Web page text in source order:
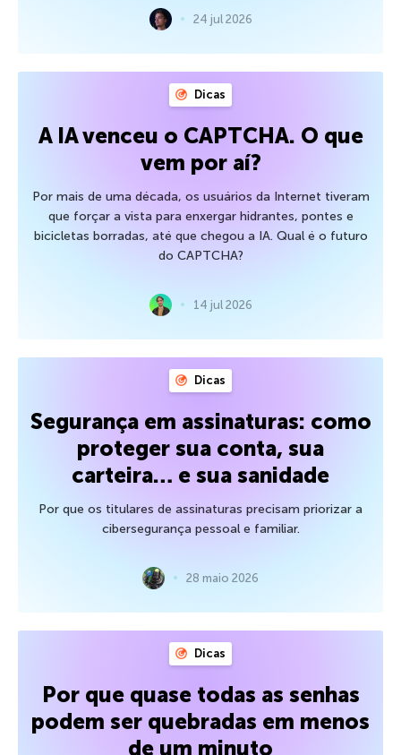
24 jul 2026
Dicas
A IA venceu o CAPTCHA. O que
vem por aí?
Por mais de uma década, os usuários da Internet tiveram
que forçar a vista para enxergar hidrantes, pontes e
bicicletas borradas, até que chegou a IA. Qual é o futuro
do CAPTCHA?
14 jul 2026
Dicas
Segurança em assinaturas: como
proteger sua conta, sua
carteira… e sua sanidade
Por que os titulares de assinaturas precisam priorizar a
cibersegurança pessoal e familiar.
28 maio 2026
Dicas
Por que quase todas as senhas
podem ser quebradas em menos
de um minuto